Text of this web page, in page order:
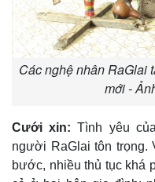
Các nghệ nhân RaGlai
mới -
Cưới xin:Tình yêu
người RaGlai tôn trọng.
bước, nhiều thủ tục khá